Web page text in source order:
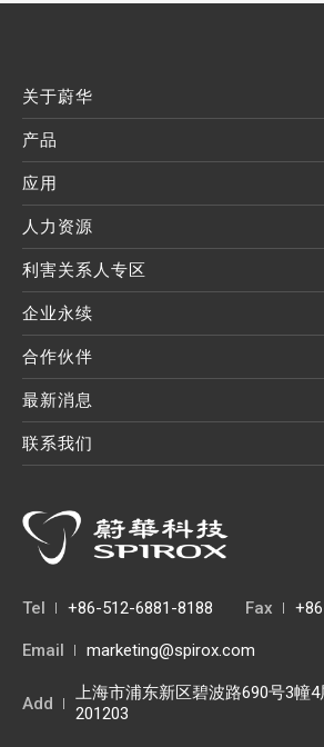
关于蔚华
产品
应用
人力资源
利害关系人专区
企业永续
合作伙伴
最新消息
联系我们
Tel +86-512-6881-8188 Fax
Email marketing@spirox.com
Add
上海市浦东新区碧波路690号3幢
201203